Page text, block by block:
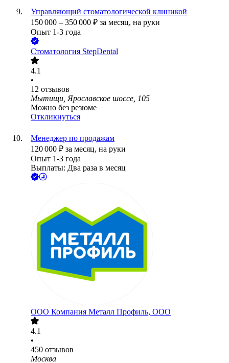
Управляющий стоматологической клиникой
150 000 – 350 000 ₽ за месяц, на руки
Опыт 1-3 года
Стоматология StepDental
4.1
•
12 отзывов
Мытищи, Ярославское шоссе, 105
Можно без резюме
Откликнуться
Менеджер по продажам
120 000 ₽ за месяц, на руки
Опыт 1-3 года
Выплаты: Два раза в месяц
ООО Компания Металл Профиль, OOO
4.1
•
450 отзывов
Москва